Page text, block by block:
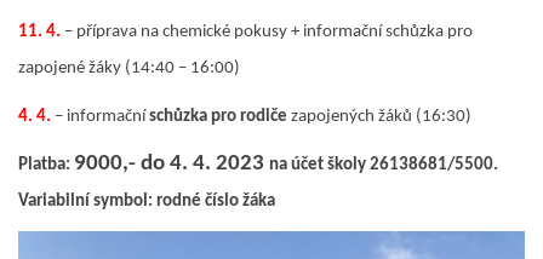
11. 4. – příprava na chemické pokusy + informační schůzka pro
zapojené žáky (14:40 – 16:00)
4. 4. – informační schůzka pro rodiče zapojených žáků (16:30)
Platba: 9000,- do 4. 4. 2023 na účet školy 26138681/5500.
Variabilní symbol: rodné číslo žáka